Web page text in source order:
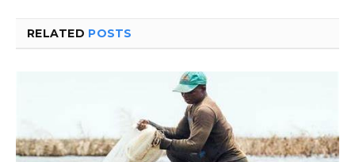
RELATED POSTS